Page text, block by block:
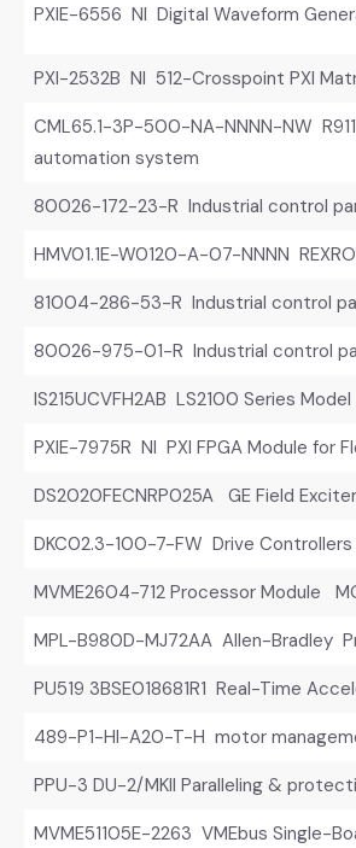
PXIE-6556 NI Digital Waveform
PXI-2532B NI 512-Crosspoint PXI
CML65.1-3P-500-NA-NNNN-NW
automation system
80026-172-23-R Industrial control
HMV01.1E-W0120-A-07-NNNN
81004-286-53-R Industrial control
80026-975-01-R Industrial control
IS215UCVFH2AB LS2100 Series
PXIE-7975R NI PXI FPGA Module for
DS2020FECNRP025A GE Field
DKC02.3-100-7-FW Drive Controllers
MVME2604-712 Processor Module
MPL-B980D-MJ72AA Allen-Bradley
PU519 3BSE018681R1 Real-Time
489-P1-HI-A20-T-H motor
PPU-3 DU-2/MKII Paralleling &
MVME51105E-2263 VMEbus Single-